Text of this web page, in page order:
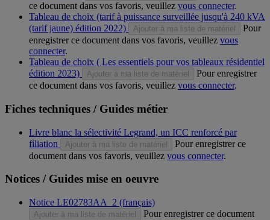
ce document dans vos favoris, veuillez vous connecter.
Tableau de choix (tarif à puissance surveillée jusqu'à 240 kVA
(tarif jaune) édition 2022)
Ajouter à ma liste de matériel
Pour
enregistrer ce document dans vos favoris, veuillez vous
connecter.
Tableau de choix ( Les essentiels pour vos tableaux résidentiel
édition 2023)
Ajouter à ma liste de matériel
Pour enregistrer
ce document dans vos favoris, veuillez vous connecter.
Fiches techniques / Guides métier
Livre blanc la sélectivité Legrand, un ICC renforcé par
filiation
Ajouter à ma liste de matériel
Pour enregistrer ce
document dans vos favoris, veuillez vous connecter.
Notices / Guides mise en oeuvre
Notice LE02783AA_2 (français)
Ajouter à ma liste de matériel
Pour enregistrer ce document